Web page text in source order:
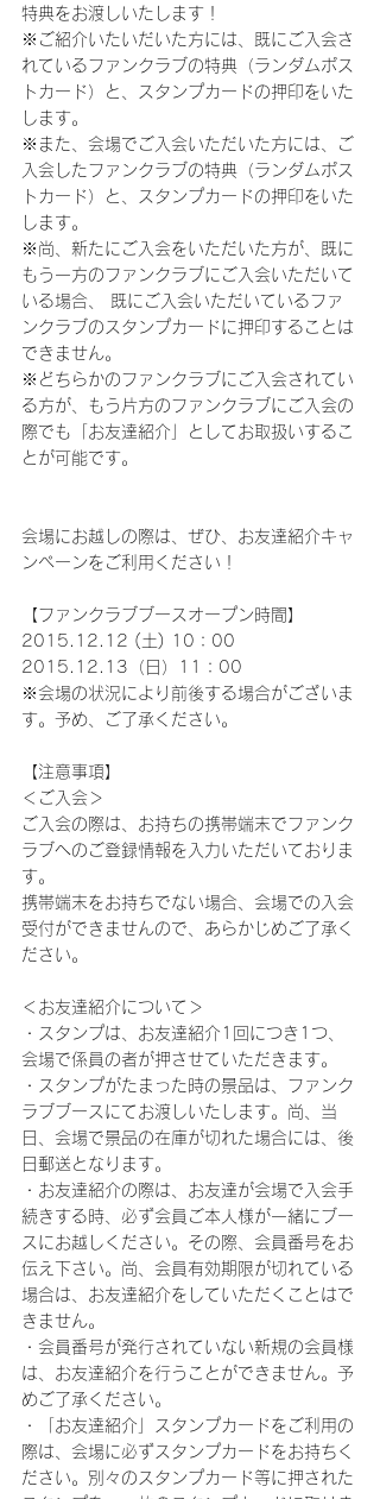
特典をお渡しいたします！
※ご紹介いたいだいた方には、既にご入会さ
れているファンクラブの特典（ランダムポス
トカード）と、スタンプカードの押印をいた
します。
※また、会場でご入会いただいた方には、ご
入会したファンクラブの特典（ランダムポス
トカード）と、スタンプカードの押印をいた
します。
※尚、新たにご入会をいただいた方が、既に
もう一方のファンクラブにご入会いただいて
いる場合、 既にご入会いただいているファ
ンクラブのスタンプカードに押印することは
できません。
※どちらかのファンクラブにご入会されてい
る方が、もう片方のファンクラブにご入会の
際でも「お友達紹介」としてお取扱いするこ
とが可能です。
会場にお越しの際は、ぜひ、お友達紹介キャ
ンペーンをご利用ください！
【ファンクラブブースオープン時間】
2015.12.12 (土) 10：00
2015.12.13（日）11：00
※会場の状況により前後する場合がございま
す。予め、ご了承ください。
【注意事項】
＜ご入会＞
ご入会の際は、お持ちの携帯端末でファンク
ラブへのご登録情報を入力いただいておりま
す。
携帯端末をお持ちでない場合、会場での入会
受付ができませんので、あらかじめご了承く
ださい。
＜お友達紹介について＞
・スタンプは、お友達紹介1回につき1つ、
会場で係員の者が押させていただきます。
・スタンプがたまった時の景品は、ファンク
ラブブースにてお渡しいたします。尚、当
日、会場で景品の在庫が切れた場合には、後
日郵送となります。
・お友達紹介の際は、お友達が会場で入会手
続きする時、必ず会員ご本人様が一緒にブー
スにお越しください。その際、会員番号をお
伝え下さい。尚、会員有効期限が切れている
場合は、お友達紹介をしていただくことはで
きません。
・会員番号が発行されていない新規の会員様
は、お友達紹介を行うことができません。予
めご了承ください。
・「お友達紹介」スタンプカードをご利用の
際は、会場に必ずスタンプカードをお持ちく
ださい。別々のスタンプカード等に押された